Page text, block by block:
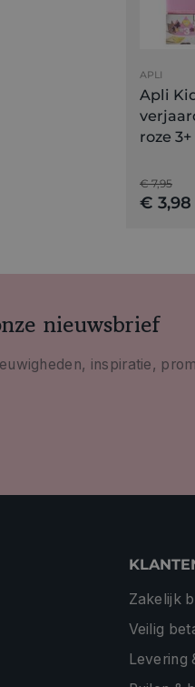
APLI
Apli
roze 3+
€ 7,95
€ 3,98
nieuwsbrief
inspiratie,
Zakelijk
Veilig
Levering